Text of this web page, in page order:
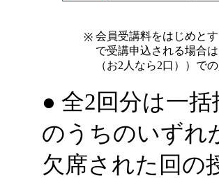
※ 会員受講料をはじめと
で受講申込される場合
（お2人なら2口））で
● 全2回分は一
のうちのいずれ
欠席された回の